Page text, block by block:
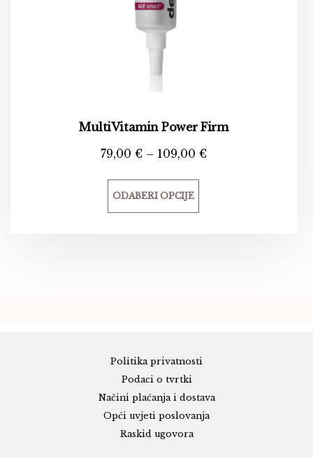
MultiVitamin Power Firm
79,00 € – 109,00 €
ODABERI OPCIJE
Politika privatnosti
Podaci o tvrtki
Načini plaćanja i dostava
Opći uvjeti poslovanja
Raskid ugovora